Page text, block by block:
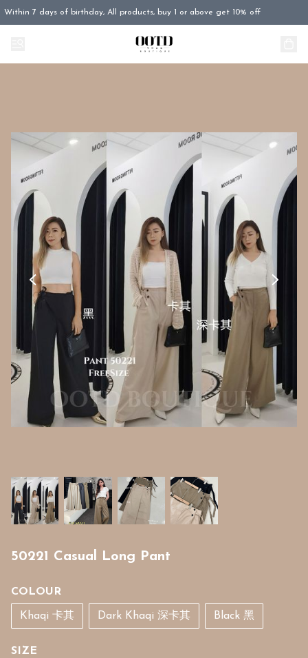
Within 7 days of birthday, All products, buy 1 or above get 10% off
50221 Casual Long Pant
COLOUR
Khaqi 卡其 Dark Khaqi 深卡其 Black 黑
SIZE